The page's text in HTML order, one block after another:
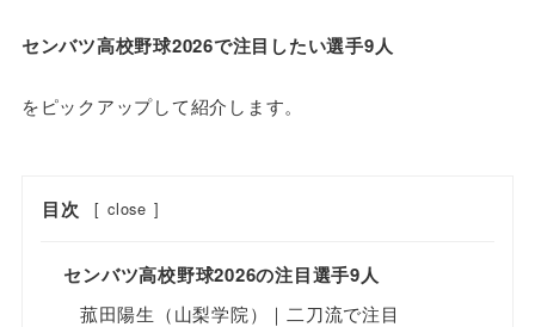
センバツ高校野球2026で注目したい選手9人
をピックアップして紹介します。
目次 [ close ]
センバツ高校野球2026の注目選手9人
菰田陽生（山梨学院）｜二刀流で注目